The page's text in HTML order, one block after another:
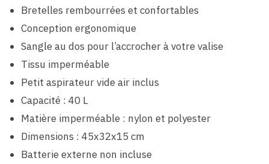
Bretelles rembourrées et confortables
Conception ergonomique
Sangle au dos pour l’accrocher à votre valise
Tissu imperméable
Petit aspirateur vide air inclus
Capacité : 40 L
Matière imperméable : nylon et polyester
Dimensions : 45x32x15 cm
Batterie externe non incluse